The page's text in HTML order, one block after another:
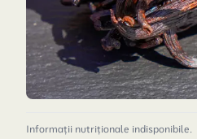
Informații nutriționale indisponibile.